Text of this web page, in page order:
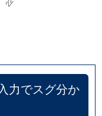
力でスグ分か